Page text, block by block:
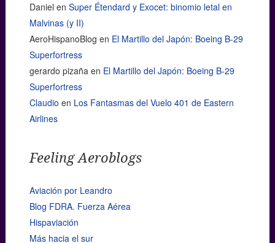
Daniel en Super Étendard y Exocet: binomio letal en
Malvinas (y II)
AeroHispanoBlog en El Martillo del Japón: Boeing B-29
Superfortress
gerardo pizañaen El Martillo del Japón: Boeing B-29
Superfortress
Claudio en Los Fantasmas del Vuelo 401 de Eastern
Airlines
Feeling Aeroblogs
Aviación por Leandro
Blog FDRA. Fuerza Aérea
Hispaviación
Más hacia el sur